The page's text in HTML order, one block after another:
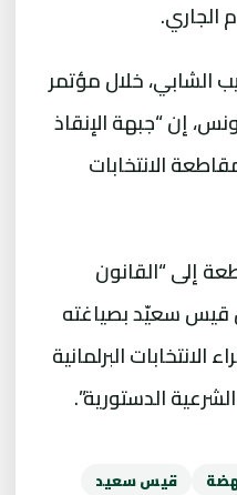
الجاري.
الشابي، خلال مؤتمر
إن “جبهة الإنقاذ
الانتخابات
إلى “القانون
قيس سعيّد بصياغته
الانتخابات البرلمانية
الدستورية”.
قيس سعيد